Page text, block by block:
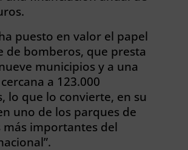
puesto en valor el papel
de bomberos, que presta
municipios y a una
a 123.000
lo que lo convierte, en su
uno de los parques de
importantes del